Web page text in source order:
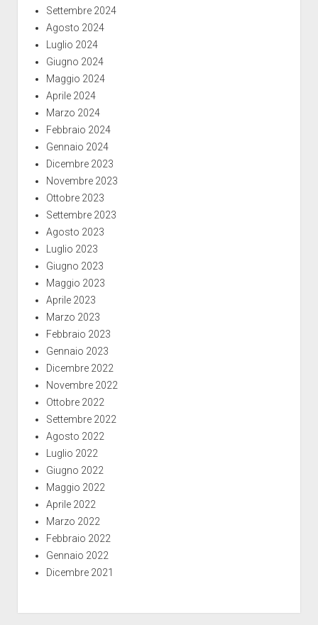
Settembre 2024
Agosto 2024
Luglio 2024
Giugno 2024
Maggio 2024
Aprile 2024
Marzo 2024
Febbraio 2024
Gennaio 2024
Dicembre 2023
Novembre 2023
Ottobre 2023
Settembre 2023
Agosto 2023
Luglio 2023
Giugno 2023
Maggio 2023
Aprile 2023
Marzo 2023
Febbraio 2023
Gennaio 2023
Dicembre 2022
Novembre 2022
Ottobre 2022
Settembre 2022
Agosto 2022
Luglio 2022
Giugno 2022
Maggio 2022
Aprile 2022
Marzo 2022
Febbraio 2022
Gennaio 2022
Dicembre 2021